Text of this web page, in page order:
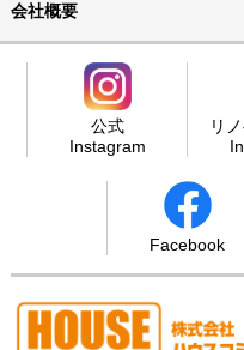
会社概要
公式
Instagram
リ
Facebook